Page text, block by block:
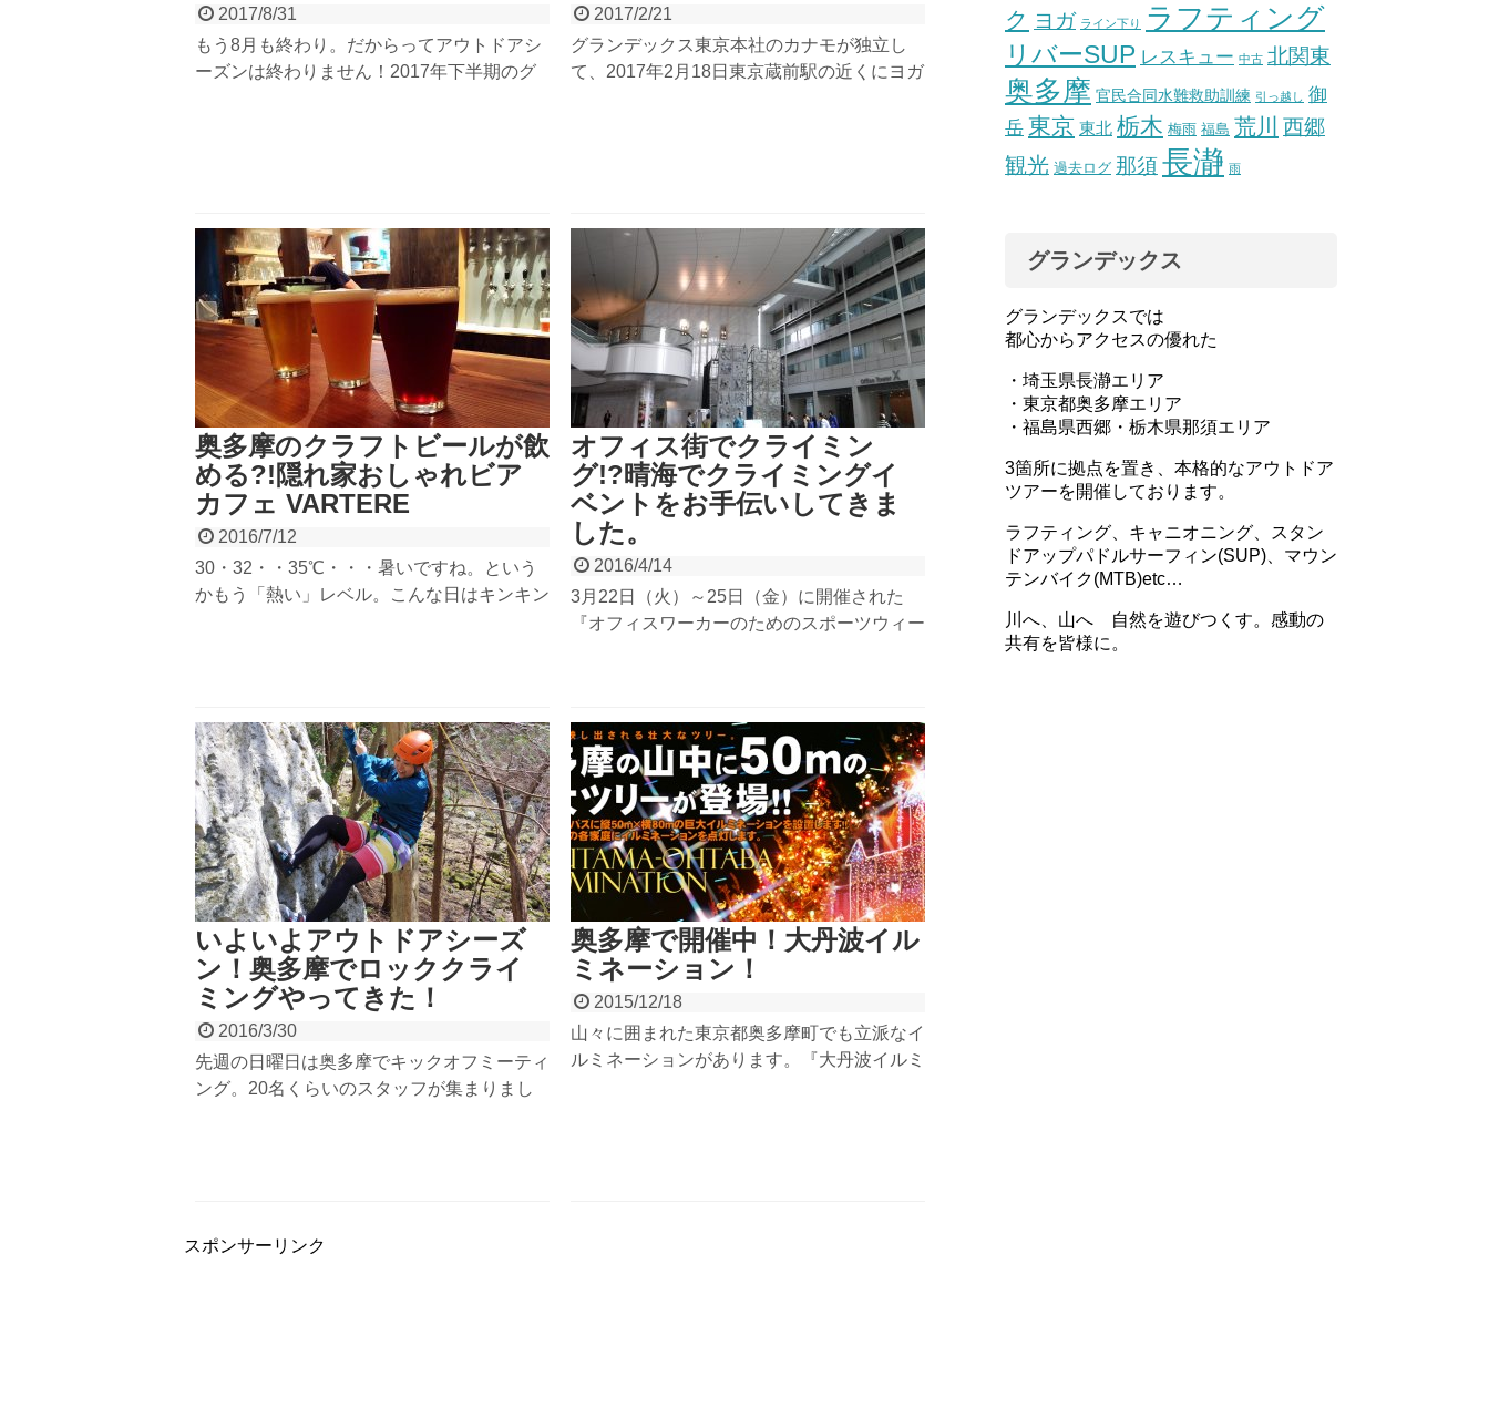
2017/8/31
もう8月も終わり。だからってアウトドアシ
ーズンは終わりません！2017年下半期のグ
など目白押しです！
2017/2/21
グランデックス東京本社のカナモが独立し
て、2017年2月18日東京蔵前駅の近くにヨガ
加してきました。
奥多摩のクラフトビールが飲
める?!隠れ家おしゃれビア
カフェ VARTERE
2016/7/12
30・32・・35℃・・・暑いですね。という
かもう「熱い」レベル。こんな日はキンキン
店の納屋で鋳造、ここ奥多摩でしか味わえな
い至福のビールです。
オフィス街でクライミン
グ!?晴海でクライミングイ
ベントをお手伝いしてきま
した。
2016/4/14
3月22日（火）～25日（金）に開催された
『オフィスワーカーのためのスポーツウィー
ウォールを設置して、Yシャツ姿で休み時間
や退社後にクライミング体験をしていく姿が
真新しかったです。
いよいよアウトドアシーズ
ン！奥多摩でロッククライ
ミングやってきた！
2016/3/30
先週の日曜日は奥多摩でキックオフミーティ
ング。20名くらいのスタッフが集まりまし
奥多摩で開催中！大丹波イル
ミネーション！
2015/12/18
山々に囲まれた東京都奥多摩町でも立派なイ
ルミネーションがあります。『大丹波イルミ
スポンサーリンク
ク ヨガ ライン下り ラフティング
リバーSUP レスキュー 中古 北関東
奥多摩 官民合同水難救助訓練 引っ越し 御
岳 東京 東北 栃木 梅雨 福島 荒川 西郷
観光 過去ログ 那須長瀞 雨
グランデックス
グランデックスでは
都心からアクセスの優れた
・埼玉県長瀞エリア
・東京都奥多摩エリア
・福島県西郷・栃木県那須エリア
3箇所に拠点を置き、本格的なアウトドア
ツアーを開催しております。
ラフティング、キャニオニング、スタン
ドアップパドルサーフィン(SUP)、マウン
テンバイク(MTB)etc…
川へ、山へ 自然を遊びつくす。感動の
共有を皆様に。